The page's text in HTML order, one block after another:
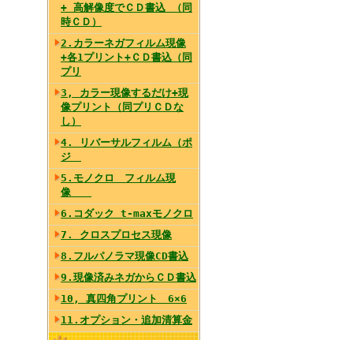
+ 高解像度でＣＤ書込 （同
時ＣＤ）
2.カラーネガフィルム現像
+各1プリント+ＣＤ書込（同
プリ
3, カラー現像するだけ+現
像プリント（同プリＣＤな
し）
4. リバーサルフィルム（ポ
ジ
5.モノクロ フィルム現
像
6.コダック t-maxモノクロ
7. クロスプロセス現像
8.フルパノラマ現像CD書込
9.現像済みネガからＣＤ書込
10, 真四角プリント 6×6
11.オプション・追加清算金